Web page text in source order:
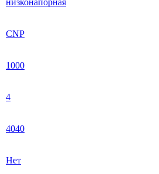
CNP
1000
4
4040
Нет